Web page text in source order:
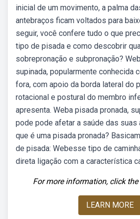
inicial de um movimento, a palma
antebraços ficam voltados para
seguir, você confere tudo o que
tipo de pisada e como descobrir
sobrepronação e subpronação?
supinada, popularmente conhecida
fora, com apoio da borda lateral do
rotacional e postural do membro
apresenta. Weba pisada pronada,
pode pode afetar a saúde das suas
que é uma pisada pronada?
de pisada: Webesse tipo de
direta ligação com a característica
For more information, click
LEARN MORE